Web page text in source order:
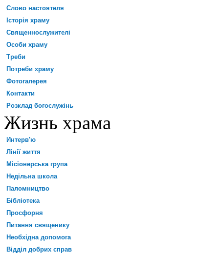
Слово настоятеля
Історія храму
Священнослужителі
Особи храму
Треби
Потреби храму
Фотогалерея
Контакти
Розклад богослужінь
Жизнь храма
Интерв'ю
Лінії життя
Місіонерська група
Недільна школа
Паломництво
Бібліотека
Просфорня
Питання священику
Необхідна допомога
Відділ добрих справ